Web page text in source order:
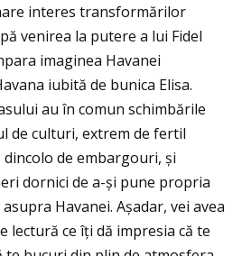
interes transformărilor
venirea la putere a lui Fidel
imaginea Havanei
iubită de bunica Elisa.
au în comun schimbările
de culturi, extrem de fertil
de embargouri, și
dornici de a-și pune propria
Havanei. Așadar, vei avea
lectură ce îţi dă impresia că te